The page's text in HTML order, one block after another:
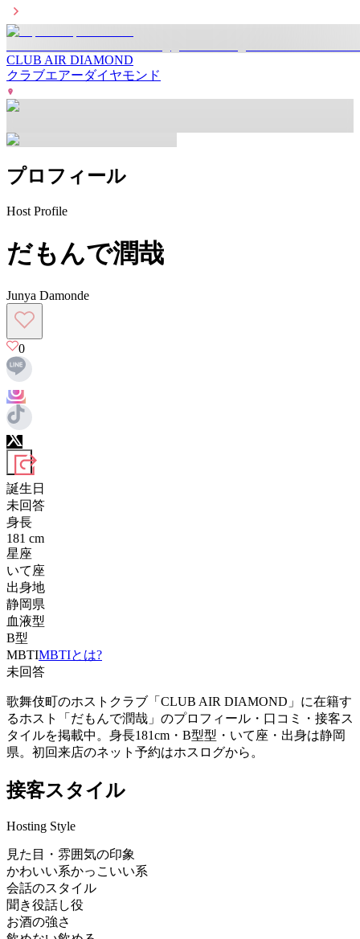
CLUB AIR DIAMOND
クラブエアーダイヤモンド
プロフィール
Host Profile
だもんで潤哉
Junya Damonde
0
誕生日
未回答
身長
181 cm
星座
いて座
出身地
静岡県
血液型
B型
MBTIMBTIとは?
未回答
歌舞伎町のホストクラブ「CLUB AIR DIAMOND」に在籍す
るホスト「だもんで潤哉」のプロフィール・口コミ・接客ス
タイルを掲載中。身長181cm・B型型・いて座・出身は静岡
県。初回来店のネット予約はホスログから。
接客スタイル
Hosting Style
見た目・雰囲気の印象
かわいい系かっこいい系
会話のスタイル
聞き役話し役
お酒の強さ